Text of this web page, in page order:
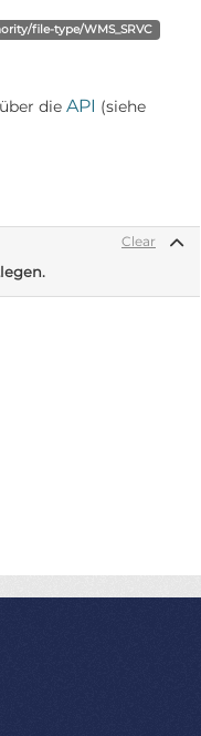
Clear
file-type/WMS_SRVC
die API (siehe